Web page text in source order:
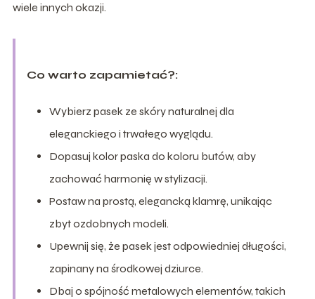
wiele innych okazji.
Co warto zapamietać?:
Wybierz pasek ze skóry naturalnej dla
eleganckiego i trwałego wyglądu.
Dopasuj kolor paska do koloru butów, aby
zachować harmonię w stylizacji.
Postaw na prostą, elegancką klamrę, unikając
zbyt ozdobnych modeli.
Upewnij się, że pasek jest odpowiedniej długości,
zapinany na środkowej dziurce.
Dbaj o spójność metalowych elementów, takich